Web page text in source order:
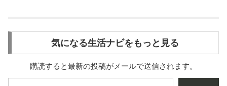
気になる生活ナビをもっと見る
購読すると最新の投稿がメールで送信されます。